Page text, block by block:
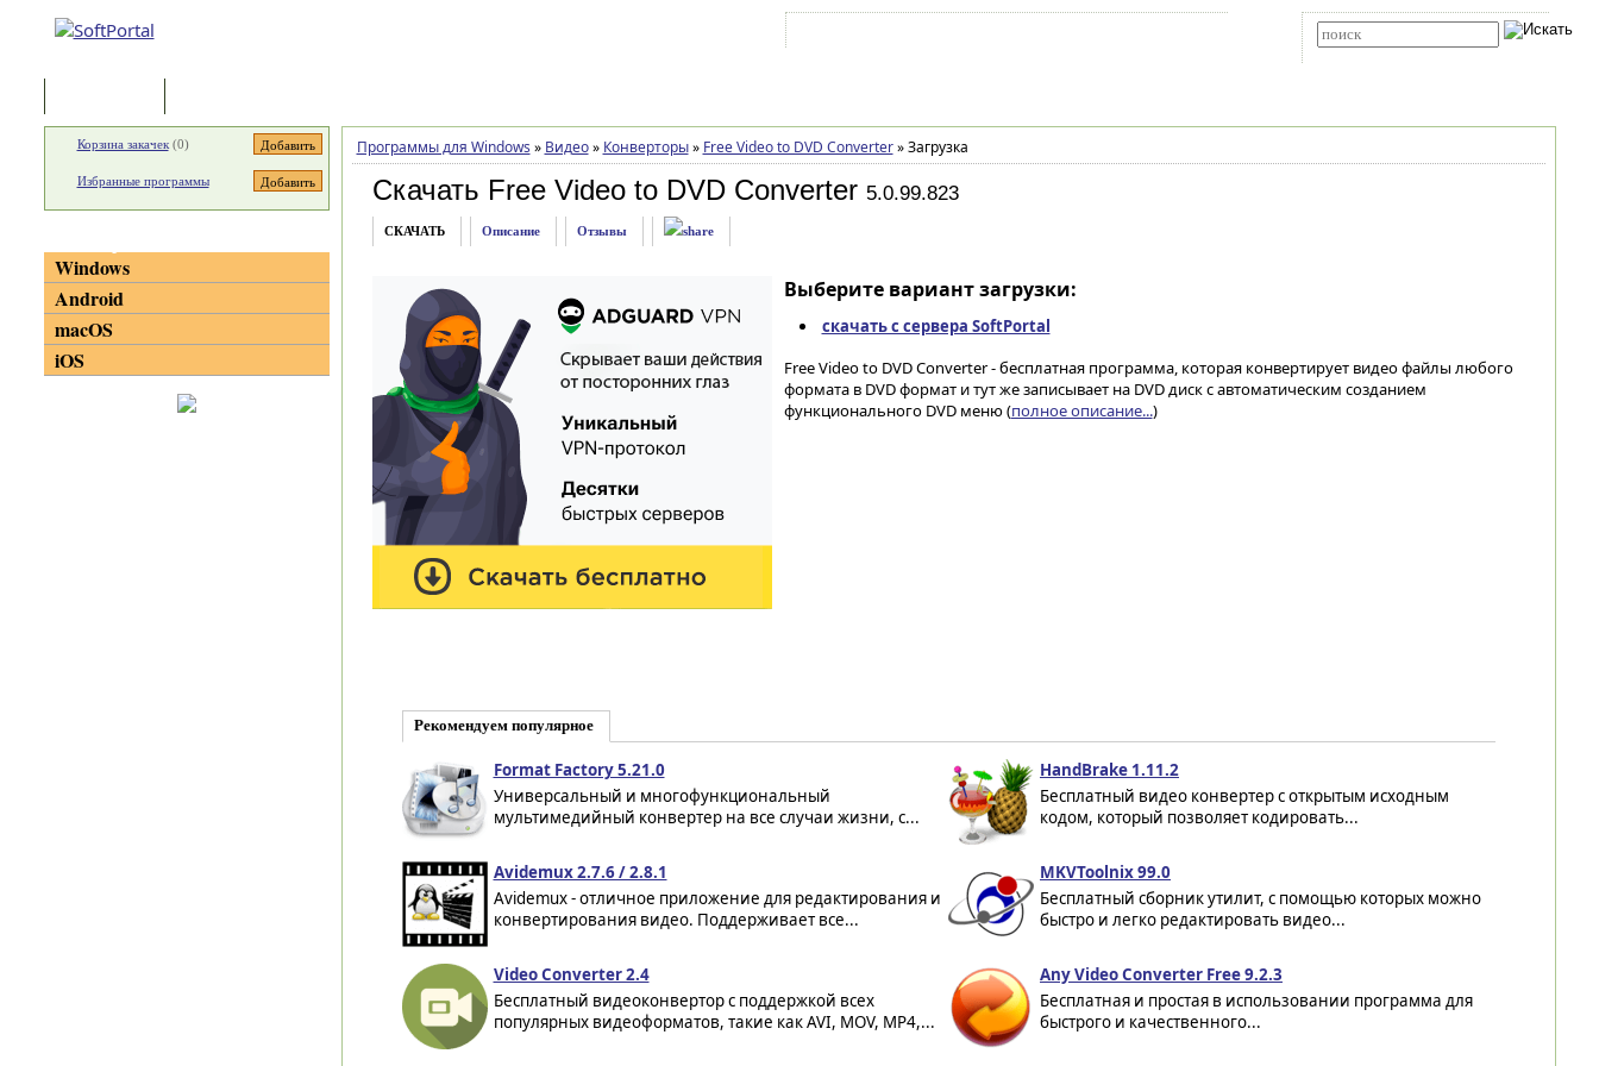
Программы для Windows » Видео » Конверторы » Free Video to DVD Converter »Загрузка
Скачать Free Video to DVD Converter 5.0.99.823
СКАЧАТЬ Описание Отзывы
Выберите вариант загрузки:
скачать с сервера SoftPortal
Free Video to DVD Converter - бесплатная программа, которая конвертирует видео файлы любого
формата в DVD формат и тут же записывает на DVD диск с автоматическим созданием
функционального DVD меню (полное описание...)
Рекомендуем популярное
Format Factory 5.21.0
Универсальный и многофункциональный
мультимедийный конвертер на все случаи жизни, с...
HandBrake 1.11.2
Бесплатный видео конвертер с открытым исходным
кодом, который позволяет кодировать...
Avidemux 2.7.6 / 2.8.1
Avidemux - отличное приложение для редактирования и
конвертирования видео. Поддерживает все...
MKVToolnix 99.0
Бесплатный сборник утилит, с помощью которых можно
быстро и легко редактировать видео...
Video Converter 2.4
Бесплатный видеоконвертор с поддержкой всех
популярных видеоформатов, такие как AVI, MOV, MP4,...
Any Video Converter Free 9.2.3
Бесплатная и простая в использовании программа для
быстрого и качественного...
Корзина закачек(0)
Избранные программы
Windows
Android
macOS
iOS